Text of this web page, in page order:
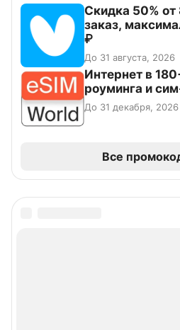
Скидка 50%
заказ,
₽
До 31 августа, 2026
Интернет в
роуминга и
До 31 декабря, 2026
Все